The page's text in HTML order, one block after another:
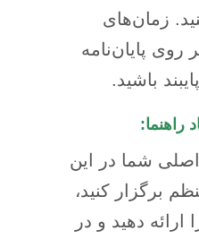
زمان‌های
پایان‌نامه
باشید.
شما در این
کنید،
دهید و در